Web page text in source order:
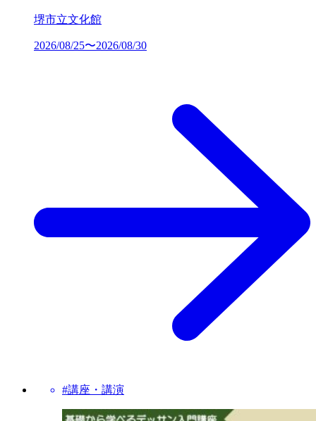
堺市立文化館
2026/08/25〜2026/08/30
#講座・講演